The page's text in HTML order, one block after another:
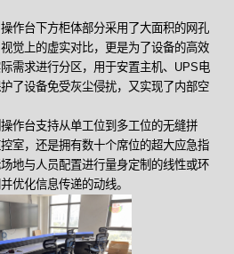
作台下方柜体部分采用了大面积的网孔
觉上的虚实对比，更是为了设备的高效
需求进行分区，用于安置主机、UPS电
了设备免受灰尘侵扰，又实现了内部空
作台支持从单工位到多工位的无缝拼
室，还是拥有数十个席位的超大应急指
地与人员配置进行量身定制的线性或环
优化信息传递的动线。